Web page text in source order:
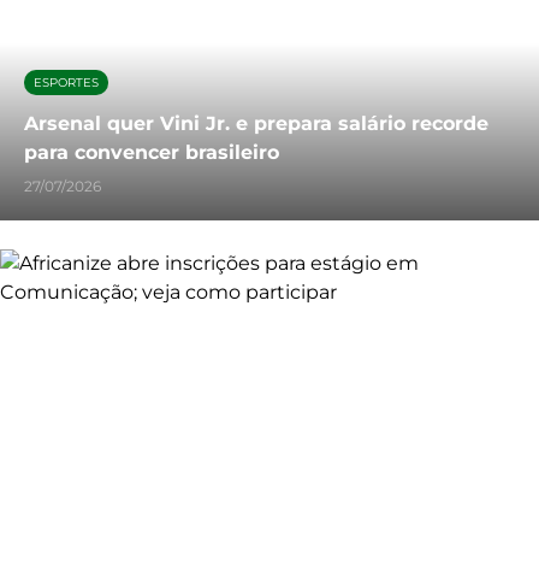
ESPORTES
Arsenal quer Vini Jr. e prepara salário recorde
para convencer brasileiro
27/07/2026